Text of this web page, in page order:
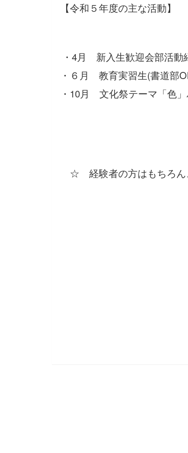
【令和５年度の主な活動】
・4月 新入生歓迎会部活動
・６月 教育実習生(書道部
・10月 文化祭テーマ「色
☆ 経験者の方はもちろん